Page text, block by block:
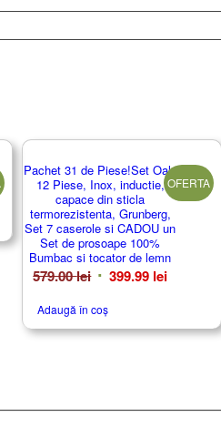
Pachet 31 de Piese!Set Oale
12 Piese, Inox, inductie,
capace din sticla
termorezistenta, Grunberg,
Set 7 caserole si CADOU un
Set de prosoape 100%
Bumbac si tocator de lemn
579.00lei Prețul
a
fost:
399.99 leiPrețul
399.99
Adaugă în coș
OFERTA